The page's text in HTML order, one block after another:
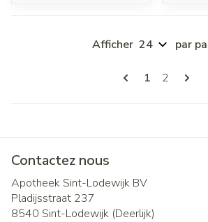
Pages
Vous lisez
1 Page
2
Afficher par
Contactez nous
Apotheek Sint-Lodewijk BV
Pladijsstraat 237
8540 Sint-Lodewijk (Deerlijk)